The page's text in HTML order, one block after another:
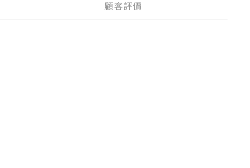
顧客評價